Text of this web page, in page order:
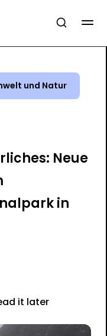
und Natur
Neue
in
it later